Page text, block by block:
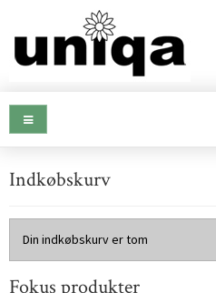
Indkøbskurv
Din indkøbskurv er tom
Fokus produkter